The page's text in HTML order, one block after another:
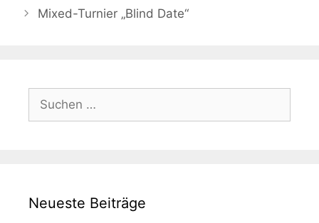
Mixed-Turnier „Blind Date“
nach:
Neueste Beiträge